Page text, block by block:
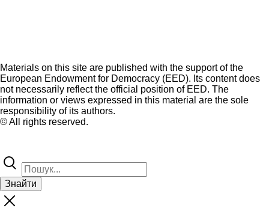
Materials on this site are published with the support of the
European Endowment for Democracy (EED). Its content does
not necessarily reflect the official position of EED. The
information or views expressed in this material are the sole
responsibility of its authors.
© All rights reserved.
Знайти